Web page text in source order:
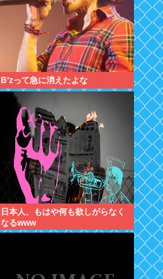
B’zって急に消えたよな
日本人、もはや何も欲しがらなく
なるwww